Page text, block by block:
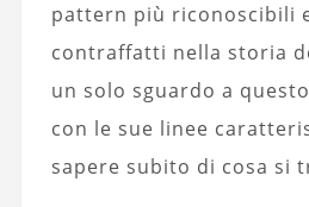
pattern più riconoscibili
contraffatti nella storia
un solo sguardo a
con le sue linee
sapere subito di cosa si